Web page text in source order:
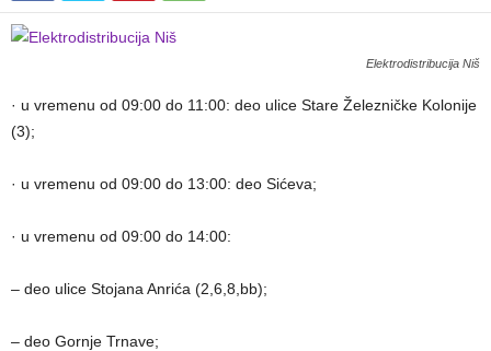
Elektrodistribucija Niš
· u vremenu od 09:00 do 11:00: deo ulice Stare Železničke Kolonije
(3);
· u vremenu od 09:00 do 13:00: deo Sićeva;
· u vremenu od 09:00 do 14:00:
– deo ulice Stojana Anrića (2,6,8,bb);
– deo Gornje Trnave;